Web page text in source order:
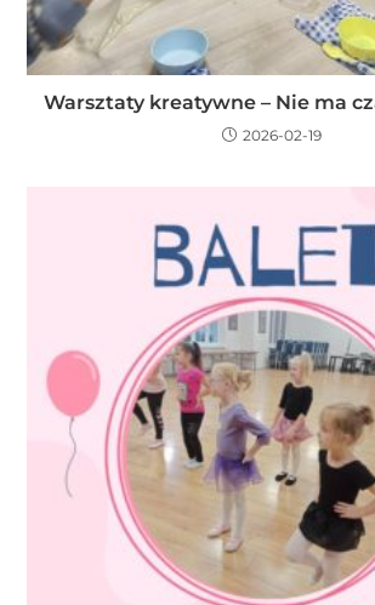
Warsztaty kreatywne – Nie ma
2026-02-19